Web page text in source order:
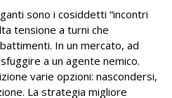
sono i cosiddetti “incontri
tensione a turni che
In un mercato, ad
a un agente nemico.
varie opzioni: nascondersi,
La strategia migliore